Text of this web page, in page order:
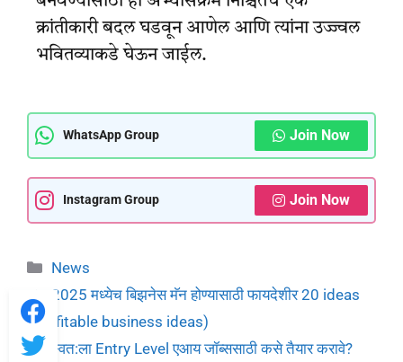
क्रांतीकारी बदल घडवून आणेल आणि त्यांना उज्ज्वल
भवितव्याकडे घेऊन जाईल.
WhatsApp Group Join Now
Instagram Group Join Now
News
2025 मध्येच बिझनेस मॅन होण्यासाठी फायदेशीर 20 ideas
(profitable business ideas)
स्वत:ला Entry Level एआय जॉब्ससाठी कसे तैयार करावे?